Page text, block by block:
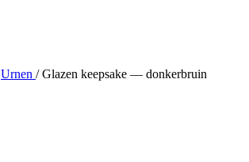
Urnen / Glazen keepsake — donkerbruin